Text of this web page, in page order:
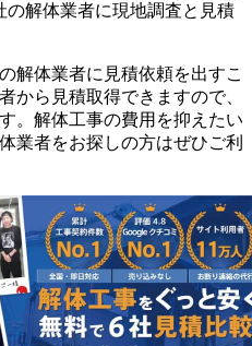
の解体業者に現地調査と見積
解体業者に見積依頼を出すこ
から見積取得できますので、
。解体工事の費用を抑えたい
業者をお探しの方はぜひご利